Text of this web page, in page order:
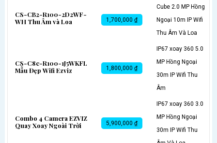
CS-CB2-R100-2D2WF-
WH Thu Âm và Loa
1,700,000 ₫
Cube 2.0 MP Hồng
Ngoại 10m IP Wifi
Thu Âm Và Loa
CS-C8c-R100-1J5WKFL
Mẫu Đẹp Wifi Ezviz
1,800,000 ₫
IP67 xoay 360 5.0
MP Hồng Ngoại
30m IP Wifi Thu
Âm
Combo 4 Camera EZVIZ
Quay Xoay Ngoài Trời
5,900,000 ₫
IP67 xoay 360 3.0
MP Hồng Ngoại
30m IP Wifi Thu